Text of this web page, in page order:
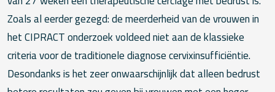
Zoals al eerder gezegd: de meerderheid van de vrouwen in
het CIPRACT onderzoek voldeed niet aan de klassieke
criteria voor de traditionele diagnose cervixinsufficiëntie.
Desondanks is het zeer onwaarschijnlijk dat alleen bedrust